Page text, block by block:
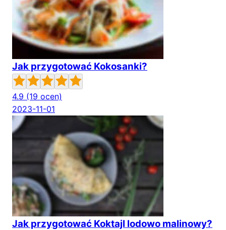
Jak przygotować Kokosanki?
4.9 (19 ocen)
2023-11-01
Jak przygotować Koktajl lodowo malinowy?